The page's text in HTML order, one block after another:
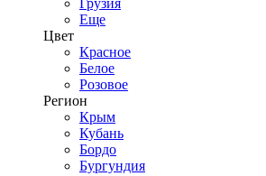
Грузия
Еще
Цвет
Красное
Белое
Розовое
Регион
Крым
Кубань
Бордо
Бургундия